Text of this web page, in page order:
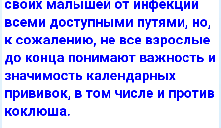
своих малышей от инфекций
всеми доступными путями, но,
к сожалению, не все взрослые
до конца понимают важность и
значимость календарных
прививок, в том числе и против
коклюша.